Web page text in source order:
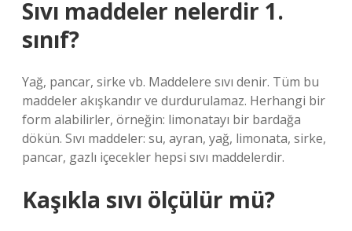
Sıvı maddeler nelerdir 1.
sınıf?
Yağ, pancar, sirke vb. Maddelere sıvı denir. Tüm bu
maddeler akışkandır ve durdurulamaz. Herhangi bir
form alabilirler, örneğin: limonatayı bir bardağa
dökün. Sıvı maddeler: su, ayran, yağ, limonata, sirke,
pancar, gazlı içecekler hepsi sıvı maddelerdir.
Kaşıkla sıvı ölçülür mü?